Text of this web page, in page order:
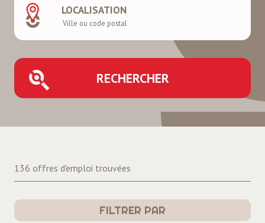
LOCALISATION
RECHERCHER
136 offres d'emploi trouvées
FILTRER PAR